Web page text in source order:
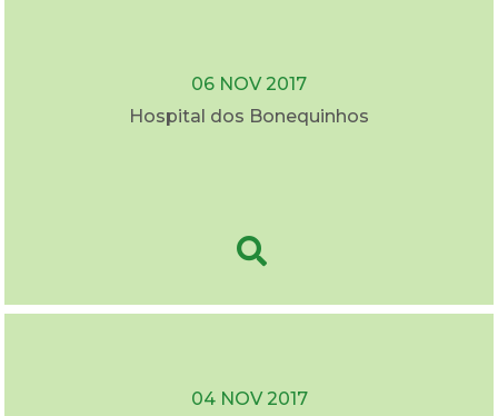
06 NOV 2017
Hospital dos Bonequinhos
04 NOV 2017